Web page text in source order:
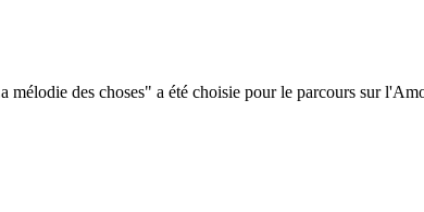
mélodie des choses" a été choisie pour le parcours sur